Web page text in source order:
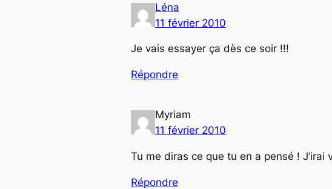
Léna
11 février 2010
Je vais essayer ça dès ce soir !!!
Répondre
Myriam
11 février 2010
Tu me diras ce que tu en a pensé !
Répondre